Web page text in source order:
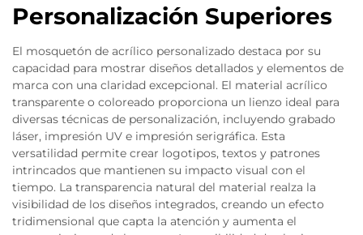
Personalización Superiores
El mosquetón de acrílico personalizado destaca por su
capacidad para mostrar diseños detallados y elementos de
marca con una claridad excepcional. El material acrílico
transparente o coloreado proporciona un lienzo ideal para
diversas técnicas de personalización, incluyendo grabado
láser, impresión UV e impresión serigráfica. Esta
versatilidad permite crear logotipos, textos y patrones
intrincados que mantienen su impacto visual con el
tiempo. La transparencia natural del material realza la
visibilidad de los diseños integrados, creando un efecto
tridimensional que capta la atención y aumenta el